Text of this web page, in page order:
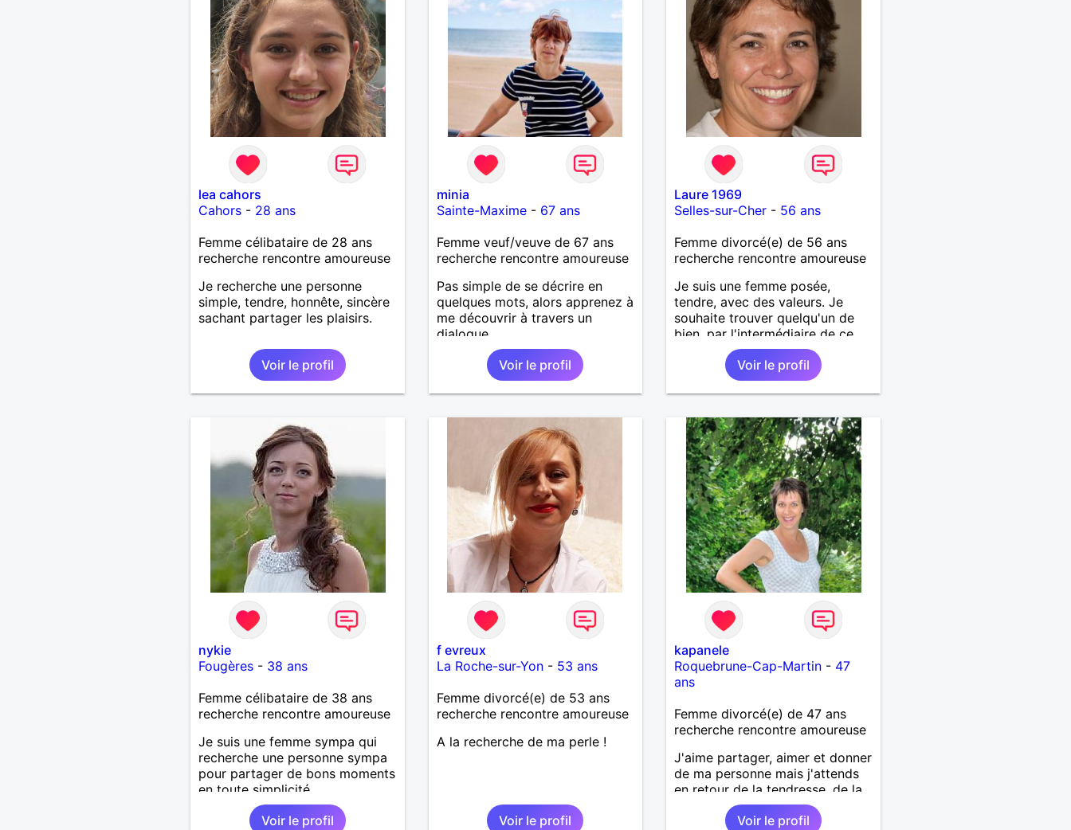
lea cahors
Cahors- 28 ans
Femme célibataire de 28 ans
recherche rencontre amoureuse
Je recherche une personne
simple, tendre, honnête, sincère
sachant partager les plaisirs.
Voir le profil
minia
Sainte-Maxime- 67 ans
Femme veuf/veuve de 67 ans
recherche rencontre amoureuse
Pas simple de se décrire en
quelques mots, alors apprenez à
me découvrir à travers un
dialogue.
Voir le profil
Laure 1969
Selles-sur-Cher - 56 ans
Femme divorcé(e) de 56 ans
recherche rencontre amoureuse
Je suis une femme posée,
tendre, avec des valeurs. Je
souhaite trouver quelqu'un de
bien, par l'intermédiaire de ce
site, pour une relation sérieuse.
Voir le profil
nykie
Fougères- 38 ans
Femme célibataire de 38 ans
recherche rencontre amoureuse
Je suis une femme sympa qui
recherche une personne sympa
pour partager de bons moments
en toute simplicité.
Voir le profil
f evreux
La Roche-sur-Yon- 53 ans
Femme divorcé(e) de 53 ans
recherche rencontre amoureuse
A la recherche de ma perle !
Voir le profil
kapanele
Roquebrune-Cap-Martin - 47
ans
Femme divorcé(e) de 47 ans
recherche rencontre amoureuse
J'aime partager, aimer et donner
de ma personne mais j'attends
en retour de la tendresse, de la
douceur et de l'amour. Suis je
trop exigeante?Voir le profil